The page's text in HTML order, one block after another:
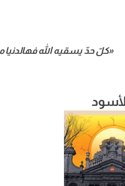
«كلّ حدّ يسقيه الله